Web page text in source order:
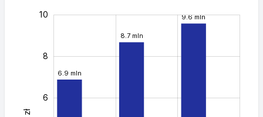
6.9 mln
8.7 mln
9.6 mln
6
8
10